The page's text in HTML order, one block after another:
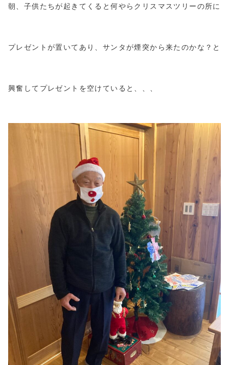
朝、子供たちが起きてくると何やらクリスマスツリーの所に
プレゼントが置いてあり、サンタが煙突から来たのかな？と
興奮してプレゼントを空けていると、、、